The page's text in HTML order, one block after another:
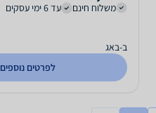
משלוח חינם
עד 6 ימי עסקים
ב-באג
לפרטים נוספים